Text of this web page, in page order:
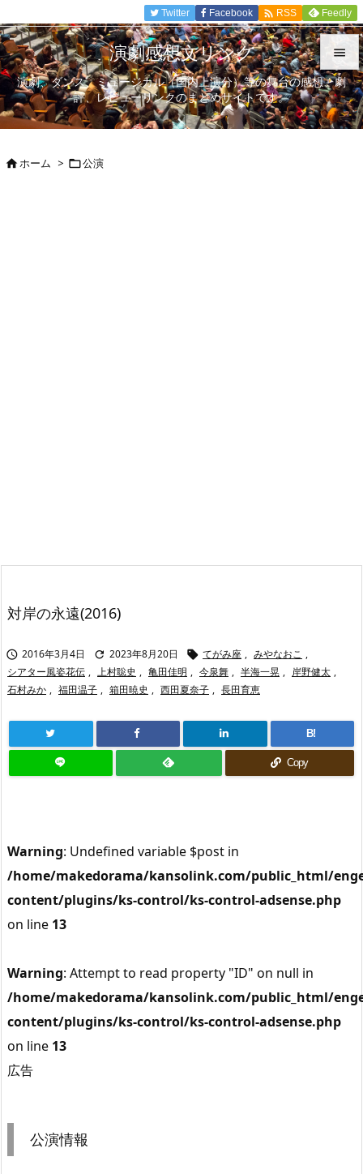


メニュ

Twitter Facebook  RSS Feedly
演劇感想文リンク
演劇、ダンス、ミュージカル（国内上演分）等の舞台の感想、劇
評、レビューリンクのまとめサイトです。
ホーム > 公演
対岸の永遠(2016)
 2016年3月4日  2023年8月20日  てがみ座 , みやなおこ ,
シアター風姿花伝 , 上村聡史 , 亀田佳明 , 今泉舞 , 半海一晃 , 岸野健太 ,
石村みか , 福田温子 , 箱田暁史 , 西田夏奈子 , 長田育恵
B!
Copy
Warning: Undefined variable $post in
/home/makedorama/kansolink.com/public_html/
content/plugins/ks-control/ks-control-adsense.php
on line 13
Warning: Attempt to read property "ID" on null in
/home/makedorama/kansolink.com/public_html/
content/plugins/ks-control/ks-control-adsense.php
on line 13
広告
公演情報